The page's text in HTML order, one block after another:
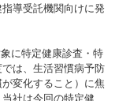
導受託機関向けに発
に特定健康診査・特
は、生活習慣病予防
変化すること）に焦
社は今回の特定健